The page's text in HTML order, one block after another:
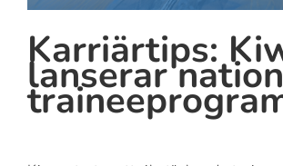
Karriärtips:
lanserar